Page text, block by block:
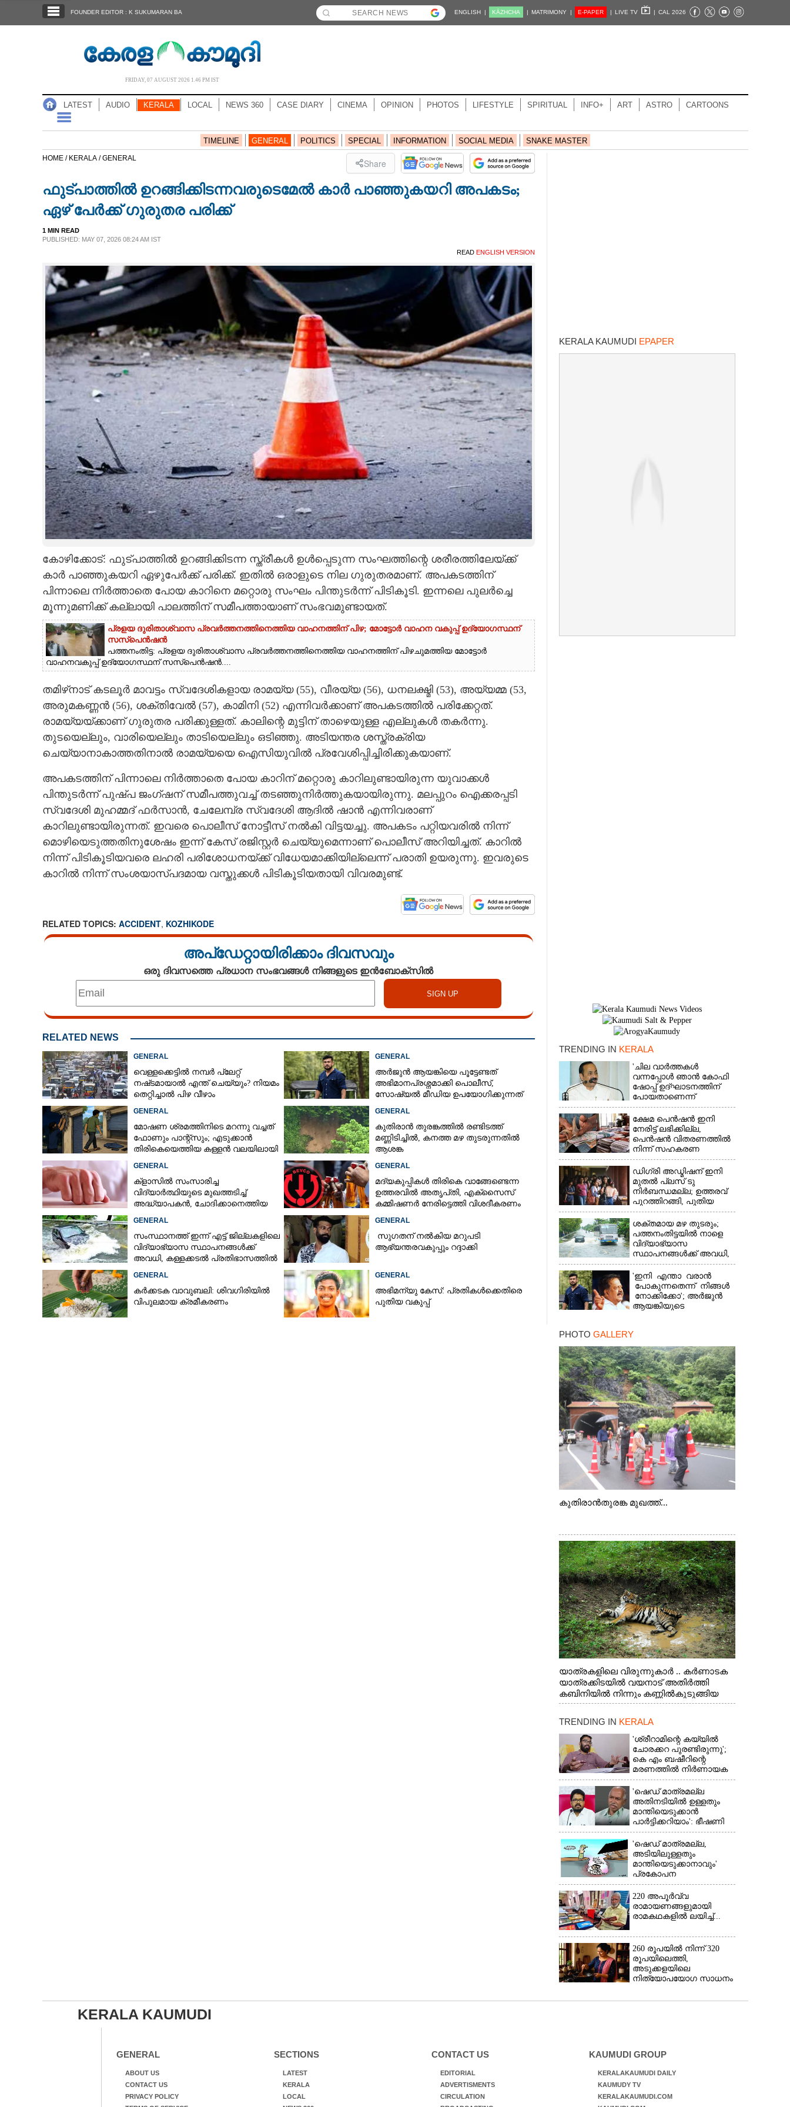
NOTIFIED NEWS
CASE DIARY
LIFESTYLE
LITERATURE
CONTACT US
FOUNDER EDITOR : K SUKUMARAN BA ENGLISH | KĀZHCHA | MATRIMONY | E-PAPER | LIVE TV | CAL 2026
FRIDAY, 07 AUGUST 2026 1.46 PM IST
LATEST AUDIO KERALA LOCAL NEWS 360 CASE DIARY CINEMA OPINION PHOTOS LIFESTYLE SPIRITUAL INFO+ ART ASTRO CARTOONS
TIMELINE GENERAL POLITICS SPECIAL INFORMATION SOCIAL MEDIA SNAKE MASTER
HOME / KERALA /GENERAL Share
ഫുട്‌പാത്തിൽ ഉറങ്ങിക്കിടന്നവരുടെമേൽ കാർ പാഞ്ഞുകയറി അപകടം;
ഏഴ് പേർക്ക് ഗുരുതര പരിക്ക്
1 MIN READ
PUBLISHED: MAY 07, 2026 08:24 AM IST
READ ENGLISH VERSION
കോഴിക്കോട്: ഫുട്‌പാത്തിൽ ഉറങ്ങിക്കിടന്ന സ്ത്രീകൾ ഉൾപ്പെടുന്ന സംഘത്തിന്റെ ശരീരത്തിലേയ്ക്ക്
കാർ പാഞ്ഞുകയറി ഏഴുപേർക്ക് പരിക്ക്. ഇതിൽ ഒരാളുടെ നില ഗുരുതരമാണ്. അപകടത്തിന്
പിന്നാലെ നിർത്താതെ പോയ കാറിനെ മറ്റൊരു സംഘം പിന്തുടർന്ന് പിടികൂടി. ഇന്നലെ പുലർച്ചെ
മൂന്നുമണിക്ക് കല്ലായി പാലത്തിന് സമീപത്തായാണ് സംഭവമുണ്ടായത്.
പ്രളയ ദുരിതാശ്വാസ പ്രവർത്തനത്തിനെത്തിയ വാഹനത്തിന് പിഴ; മോട്ടോർ വാഹന വകുപ്പ് ഉദ്യോഗസ്ഥന്
സസ്പെൻഷൻ
പത്തനംതിട്ട: പ്രളയ ദുരിതാശ്വാസ പ്രവർത്തനത്തിനെത്തിയ വാഹനത്തിന് പിഴചുമത്തിയ മോട്ടോർ
വാഹനവകുപ്പ് ഉദ്യോഗസ്ഥന് സസ്പെൻഷൻ....
തമിഴ്‌നാട് കടലൂർ മാവട്ടം സ്വദേശികളായ രാമയ്യ (55), വീരയ്യ (56), ധനലക്ഷ്മി (53), അയ്യമ്മ (53,
അരുമകണ്ണൻ (56), ശക്തിവേൽ (57), കാമിനി (52) എന്നിവർക്കാണ് അപകടത്തിൽ പരിക്കേറ്റത്.
രാമയ്യയ്ക്കാണ് ഗുരുതര പരിക്കുള്ളത്. കാലിന്റെ മുട്ടിന് താഴെയുള്ള എല്ലുകൾ തകർന്നു.
തുടയെല്ലും, വാരിയെല്ലും താടിയെല്ലും ഒടിഞ്ഞു. അടിയന്തര ശസ്ത്രക്രിയ
ചെയ്യാനാകാത്തതിനാൽ രാമയ്യയെ ഐസിയുവിൽ പ്രവേശിപ്പിച്ചിരിക്കുകയാണ്.
അപകടത്തിന് പിന്നാലെ നിർത്താതെ പോയ കാറിന് മറ്റൊരു കാറിലുണ്ടായിരുന്ന യുവാക്കൾ
പിന്തുടർന്ന് പുഷ്‌പ ജംഗ്ഷന് സമീപത്തുവച്ച് തടഞ്ഞുനിർത്തുകയായിരുന്നു. മലപ്പുറം ഐക്കരപ്പടി
സ്വദേശി മുഹമ്മദ് ഫർസാൻ, ചേലേമ്പ്ര സ്വദേശി ആദിൽ ഷാൻ എന്നിവരാണ്
കാറിലുണ്ടായിരുന്നത്. ഇവരെ പൊലീസ് നോട്ടീസ് നൽകി വിട്ടയച്ചു. അപകടം പറ്റിയവരിൽ നിന്ന്
മൊഴിയെടുത്തതിനുശേഷം ഇന്ന് കേസ് രജിസ്റ്റർ ചെയ്യുമെന്നാണ് പൊലീസ് അറിയിച്ചത്. കാറിൽ
നിന്ന് പിടികൂടിയവരെ ലഹരി പരിശോധനയ്ക്ക് വിധേയമാക്കിയില്ലെന്ന് പരാതി ഉയരുന്നു. ഇവരുടെ
കാറിൽ നിന്ന് സംശയാസ്‌പദമായ വസ്തുക്കൾ പിടികൂടിയതായി വിവരമുണ്ട്.
RELATED TOPICS: ACCIDENT, KOZHIKODE
അപ്ഡേറ്റായിരിക്കാം ദിവസവും
ഒരു ദിവസത്തെ പ്രധാന സംഭവങ്ങൾ നിങ്ങളുടെ ഇൻബോക്സിൽ
RELATED NEWS
GENERAL
വെള്ളക്കെട്ടിൽ നമ്പർ പ്ലേറ്റ്
നഷ്‌ടമായാൽ എന്ത് ചെയ്യും? നിയമം
തെറ്റിച്ചാൽ പിഴ വീഴാം
GENERAL
അർജുൻ ആയങ്കിയെ പൂട്ടേണ്ടത്
അഭിമാനപ്രശ്നമാക്കി പൊലീസ്,
സാേഷ്യൽ മീഡിയ ഉപയോഗിക്കുന്നത്
GENERAL
മോഷണ ശ്രമത്തിനിടെ മറന്നു വച്ചത്
ഫോണും പാന്റ്സും; എടുക്കാൻ
തിരികെയെത്തിയ കള്ളൻ വലയിലായി
GENERAL
കുതിരാൻ തുരങ്കത്തിൽ രണ്ടിടത്ത്
മണ്ണിടിച്ചിൽ, കനത്ത മഴ തുടരുന്നതിൽ
ആശങ്ക
GENERAL
ക്ളാസിൽ സംസാരിച്ച
വിദ്യാർത്ഥിയുടെ മുഖത്തടിച്ച്
അദ്ധ്യാപകൻ, ചോദിക്കാനെത്തിയ
GENERAL
മദ്യകുപ്പികൾ തിരികെ വാങ്ങേണ്ടെന്ന
ഉത്തരവിൽ അതൃപ്‌തി, എക്‌സൈസ്
കമ്മിഷണർ നേരിട്ടെത്തി വിശദീകരണം
GENERAL
സംസ്ഥാനത്ത് ഇന്ന് എട്ട് ജില്ലകളിലെ
വിദ്യാഭ്യാസ സ്ഥാപനങ്ങൾക്ക്
അവധി, കള്ളക്കടൽ പ്രതിഭാസത്തിൽ
GENERAL
സുഗതന് നൽകിയ മറുപടി
ആഭ്യന്തരവകുപ്പും റദ്ദാക്കി
GENERAL
കർക്കടക വാവുബലി: ശിവഗിരിയിൽ
വിപുലമായ ക്രമീകരണം
GENERAL
അഭിമന്യു കേസ്: പ്രതികൾക്കെതിരെ
പുതിയ വകുപ്പ്
KERALA KAUMUDI EPAPER
TRENDING IN KERALA
'ചില വാർത്തകൾ
വന്നപ്പോൾ ഞാൻ കോഫി
ഷോപ്പ് ഉദ്ഘാടനത്തിന്
പോയതാണെന്ന്
വിചാരിച്ചു, 400 കോടിയുടെ
പ്രോജക്ടാണ് അത്'
ക്ഷേമ പെൻഷൻ ഇനി
നേരിട്ട് ലഭിക്കില്ല,​
പെൻഷൻ വിതരണത്തിൽ
നിന്ന് സഹകരണ
ബാങ്കുകളെ ഒഴിവാക്കി
ഡിഗ്രി അഡ്മിഷന് ഇനി
മുതൽ പ്ലസ് ടു
നിർബന്ധമല്ല; ഉത്തരവ്
പുറത്തിറങ്ങി, പുതിയ
മാറ്റങ്ങൾ അറിയാം
ശക്തമായ മഴ തുടരും;
പത്തനംതിട്ടയിൽ നാളെ
വിദ്യാഭ്യാസ
സ്ഥാപനങ്ങൾക്ക് അവധി,​
ജില്ലയിൽ ഇന്ന് റെ‌ഡും
നാളെ ഓറഞ്ചും അലർട്ട്
'ഇനി എന്താ വരാൻ
പോകുന്നതെന്ന് നിങ്ങൾ
നോക്കിക്കോ'; അർജുൻ
ആയങ്കിയുടെ
PHOTO GALLERY
കുതിരാൻതുരങ്ക മുഖത്ത്...
യാത്രകളിലെ വിരുന്നുകാർ .. കർണാടക
യാത്രക്കിടയിൽ വയനാട് അതിർത്തി
കബിനിയിൽ നിന്നും കണ്ണിൽകുടുങ്ങിയ
കടുവ.
TRENDING IN KERALA
'ശ്രീറാമിന്റെ കയ്യിൽ
ചോരക്കറ പുരണ്ടിരുന്നു';
കെ എം ബഷീറിന്റെ
മരണത്തിൽ നിർണായക
മൊഴിയുമായി ദൃക്‌സാക്ഷി
'ഷെഡ് മാത്രമല്ല
അതിനടിയിൽ ഉള്ളതും
മാന്തിയെടുക്കാൻ
പാർട്ടിക്കറിയാം': ഭീഷണി
പ്രസംഗവുമായി കെ കെ
രാഗേഷ്
'ഷെഡ് മാത്രമല്ല,
അടിയിലുള്ളതും
മാന്തിയെടുക്കാനാവും'
പ്രകോപന
പ്രസംഗവുമായി കെ.കെ.
രാഗേഷ്
220 അപൂർവ്വ
രാമായണങ്ങളുമായി
രാമകഥകളിൽ ലയിച്ച്...
260 രൂപയിൽ നിന്ന് 320
രൂപയിലെത്തി,
അടുക്കളയിലെ
നിത്യോപയോഗ സാധനം
KERALA KAUMUDI
GENERAL
ABOUT US
CONTACT US
PRIVACY POLICY
SECTIONS
LATEST
KERALA
LOCAL
CONTACT US
EDITORIAL
ADVERTISMENTS
CIRCULATION
KAUMUDI GROUP
KERALAKAUMUDI DAILY
KAUMUDY TV
KERALAKAUMUDI.COM
ഫുട്‌പാത്തിൽ ഉറങ്ങിക്കിടന്നവരുടെമേൽ
കാർ പാഞ്ഞുകയറി അപകടം; ഏഴ് പേർക്ക്
ഗുരുതര പരിക്ക്
×
Share this link